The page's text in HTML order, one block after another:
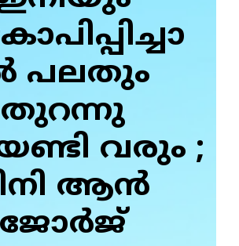
പലതും
തുറന്നു
വരും ;
ആൻ
ജോർജ്